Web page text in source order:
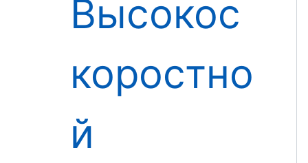
Высокос
коростно
й